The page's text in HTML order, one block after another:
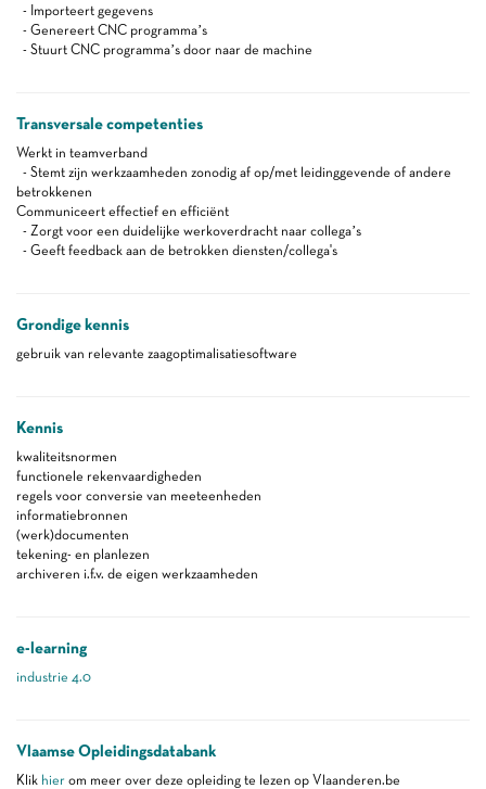
- Importeert gegevens
- Genereert CNC programma’s
- Stuurt CNC programma’s door naar de machine
Transversale competenties
Werkt in teamverband
- Stemt zijn werkzaamheden zonodig af op/met leidinggevende of andere
betrokkenen
Communiceert effectief en efficiënt
- Zorgt voor een duidelijke werkoverdracht naar collega’s
- Geeft feedback aan de betrokken diensten/collega's
Grondige kennis
gebruik van relevante zaagoptimalisatiesoftware
Kennis
kwaliteitsnormen
functionele rekenvaardigheden
regels voor conversie van meeteenheden
informatiebronnen
(werk)documenten
tekening- en planlezen
archiveren i.f.v. de eigen werkzaamheden
e-learning
industrie 4.0
Vlaamse Opleidingsdatabank
Klik hier om meer over deze opleiding te lezen op Vlaanderen.be